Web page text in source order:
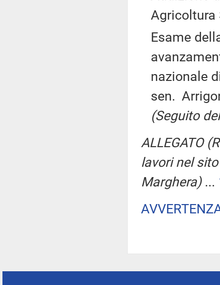
Agricoltura
Esame
nazionale
sen.
(Seguito
ALLEGATO
lavori nel
Marghera)...